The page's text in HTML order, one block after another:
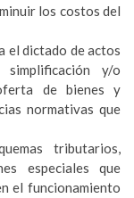
los costos del
el dictado de actos
y/o
de bienes y
normativas que
tributarios,
especiales que
el funcionamiento